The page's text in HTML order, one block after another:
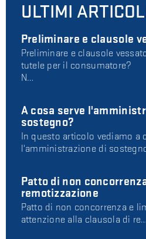
ULTIMI
Preliminare e clausole
Preliminare e clausole
tutele per il consumatore?
N…
A cosa serve
sostegno?
In questo articolo vediamo a
l'amministrazione di
Patto di non
remotizzazione
Patto di non concorrenza e
attenzione alla clausola di re…